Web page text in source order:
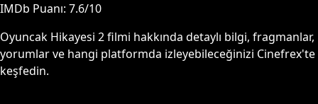
IMDb Puanı: 7.6/10
Oyuncak Hikayesi 2filmi hakkında detaylı bilgi, fragmanlar,
yorumlar ve hangi platformda izleyebileceğinizi Cinefrex'te
keşfedin.